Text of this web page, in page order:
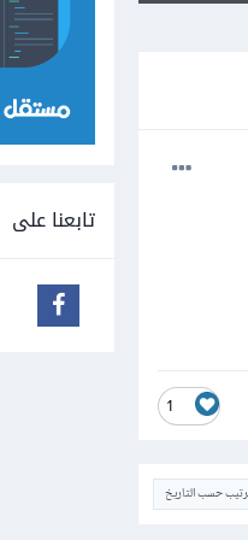
1
حسب التاريخ
تابعنا على